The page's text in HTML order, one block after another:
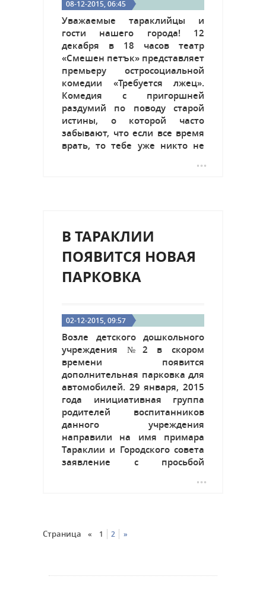
08-12-2015, 06:45
Уважаемые тараклийцы и
гости нашего города! 12
декабря в 18 часов театр
«Смешен петък» представляет
премьеру остросоциальной
комедии «Требуется лжец».
Комедия с пригоршней
раздумий по поводу старой
истины, о которой часто
забывают, что если все время
врать, то тебе уже никто не
завершаются строительные
В ТАРАКЛИИ
ПОЯВИТСЯ НОВАЯ
ПАРКОВКА
02-12-2015, 09:57
Возле детского дошкольного
учреждения №2 в скором
времени появится
дополнительная парковка для
автомобилей. 29 января, 2015
года инициативная группа
родителей воспитанников
данного учреждения
направили на имя примара
Тараклии и Городского совета
заявление с просьбой
дополнительные парковочные
родителей, в часы пик, когда
Страница « 1 2 »